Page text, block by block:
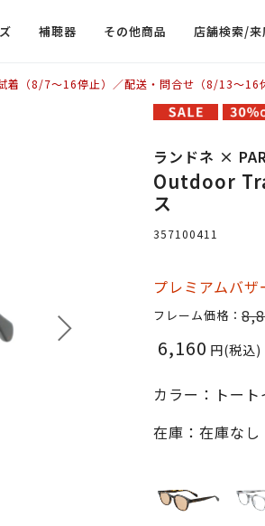
補聴器 その他商品 店舗検索/
着（8/7〜16停止）／配送・問合せ（8/13〜16
ランドネ ×
Outdoor
ス
357100411
プレミアムバ
フレーム価格：
6,160 円(税込)
カラー：トー
在庫：在庫なし